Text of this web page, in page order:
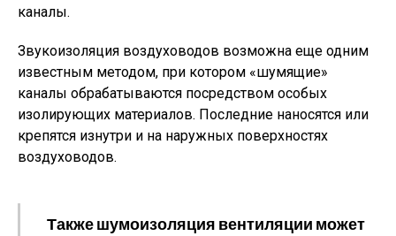
каналы.
Звукоизоляция воздуховодов возможна еще одним
известным методом, при котором «шумящие»
каналы обрабатываются посредством особых
изолирующих материалов. Последние наносятся или
крепятся изнутри и на наружных поверхностях
воздуховодов.
Также шумоизоляция вентиляции может